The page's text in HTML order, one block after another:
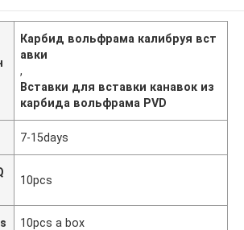
Карбид вольфрама калибруя вст
авки
,
Вставки для вставки канавок из
карбида вольфрама PVD
7-15days
10pcs
10pcs a box